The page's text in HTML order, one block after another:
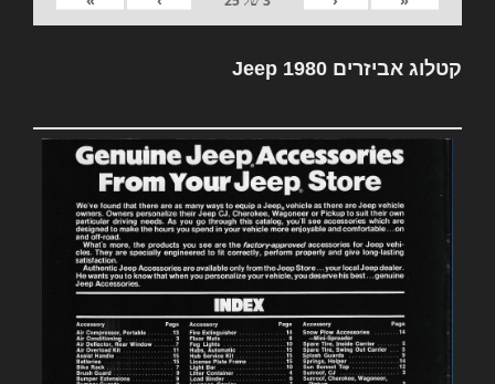
קטלוג אביזרים Jeep 1980